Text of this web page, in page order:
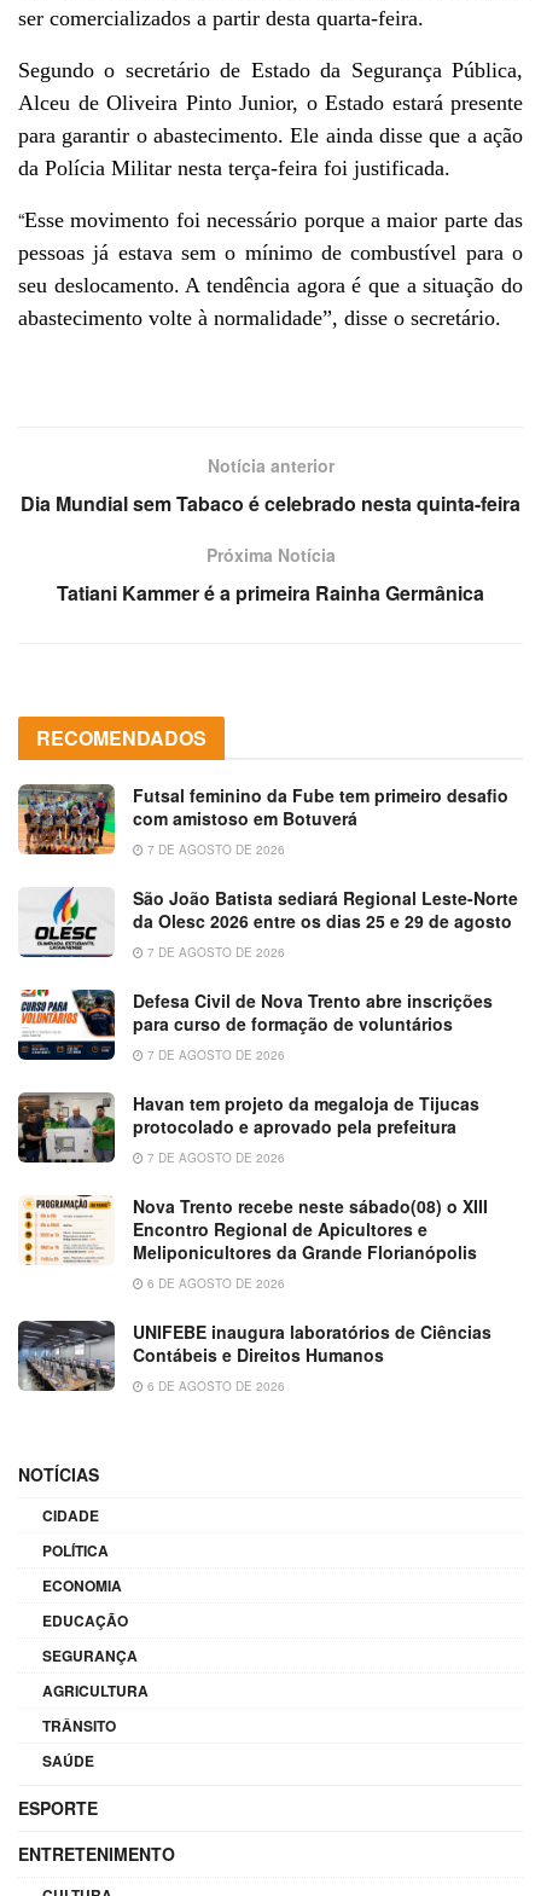
ser comercializados a partir desta quarta-feira.
Segundo o secretário de Estado da Segurança Pública,
Alceu de Oliveira Pinto Junior, o Estado estará presente
para garantir o abastecimento. Ele ainda disse que a ação
da Polícia Militar nesta terça-feira foi justificada.
“Esse movimento foi necessário porque a maior parte das
pessoas já estava sem o mínimo de combustível para o
seu deslocamento. A tendência agora é que a situação do
abastecimento volte à normalidade”, disse o secretário.
Notícia anterior
Dia Mundial sem Tabaco é celebrado nesta quinta-feira
Próxima Notícia
Tatiani Kammer é a primeira Rainha Germânica
RECOMENDADOS
Futsal feminino da Fube tem primeiro desafio
com amistoso em Botuverá
7 DE AGOSTO DE 2026
São João Batista sediará Regional Leste-Norte
da Olesc 2026 entre os dias 25 e 29 de agosto
7 DE AGOSTO DE 2026
Defesa Civil de Nova Trento abre inscrições
para curso de formação de voluntários
7 DE AGOSTO DE 2026
Havan tem projeto da megaloja de Tijucas
protocolado e aprovado pela prefeitura
7 DE AGOSTO DE 2026
Nova Trento recebe neste sábado(08) o XIII
Encontro Regional de Apicultores e
Meliponicultores da Grande Florianópolis
6 DE AGOSTO DE 2026
UNIFEBE inaugura laboratórios de Ciências
Contábeis e Direitos Humanos
6 DE AGOSTO DE 2026
NOTÍCIAS
CIDADE
POLÍTICA
ECONOMIA
EDUCAÇÃO
SEGURANÇA
AGRICULTURA
TRÂNSITO
SAÚDE
ESPORTE
ENTRETENIMENTO